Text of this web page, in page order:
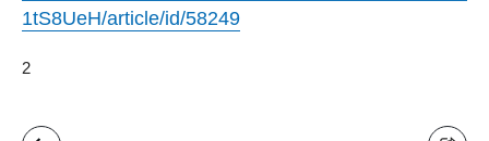
1tS8UeH/article/id/58249
2